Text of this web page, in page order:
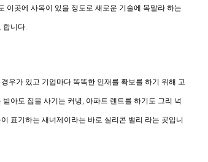
이곳에 사옥이 있을 정도로 새로운 기술에 목말라 하는
합니다.
우가 있고 기업마다 똑똑한 인재를 확보를 하기 위해 고
아도 집을 사기는 커녕, 아파트 렌트를 하기도 그리 넉
표기하는 새너제이라는 바로 실리콘 밸리 라는 곳입니